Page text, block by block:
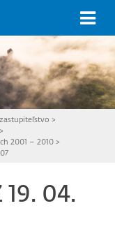
>
>
2001 – 2010>
04.